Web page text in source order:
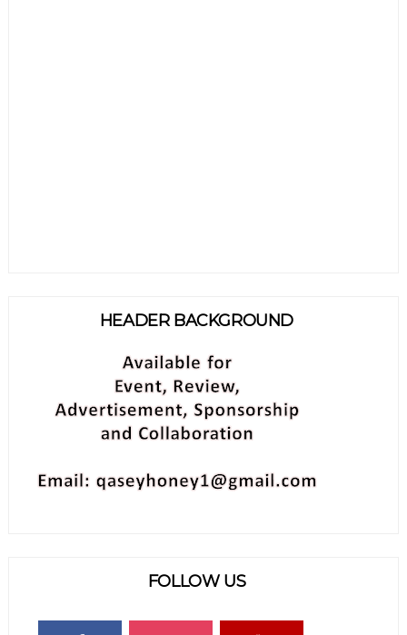
HEADER BACKGROUND
FOLLOW US